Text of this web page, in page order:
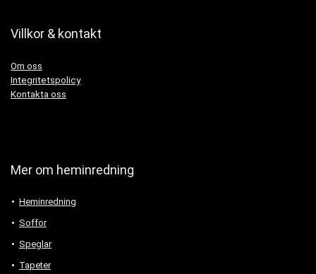
Villkor & kontakt
Om oss
Integritetspolicy
Kontakta oss
Mer om heminredning
Heminredning
Soffor
Speglar
Tapeter